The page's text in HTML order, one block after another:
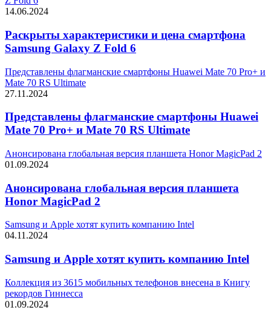
14.06.2024
Раскрыты характеристики и цена смартфона
Samsung Galaxy Z Fold 6
Представлены флагманские смартфоны Huawei Mate 70 Pro+ и
Mate 70 RS Ultimate
27.11.2024
Представлены флагманские смартфоны Huawei
Mate 70 Pro+ и Mate 70 RS Ultimate
Анонсирована глобальная версия планшета Honor MagicPad 2
01.09.2024
Анонсирована глобальная версия планшета
Honor MagicPad 2
Samsung и Apple хотят купить компанию Intel
04.11.2024
Samsung и Apple хотят купить компанию Intel
Коллекция из 3615 мобильных телефонов внесена в Книгу
рекордов Гиннесса
01.09.2024